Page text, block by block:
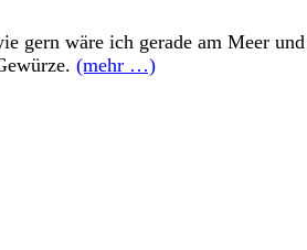
wäre ich gerade am Meer
(mehr …)